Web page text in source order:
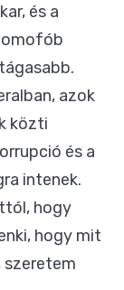
és a
azok
közti
és a
intenek.
hogy
hogy mit
szeretem